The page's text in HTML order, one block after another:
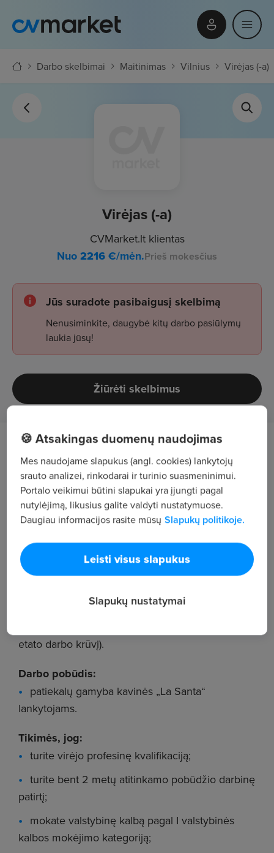
Darbo skelbimai Maitinimas Vilnius Virėjas (-a)
Virėjas (-a)
CVMarket.lt klientas
Nuo2216€/mėn.Prieš mokesčius
Jūs suradote pasibaigusį skelbimą
Nenusiminkite, daugybė kitų darbo pasiūlymų
laukia jūsų!
Žiūrėti skelbimus
KAVINĖ „LA SANTA“ prie komandos
kviečia prisijungti VIRĖJUS
Santaros klinikose, Santariškių g. 2, Vilnius,
veikia moderni kavinė darbuotojams ir kitiems
Darbo krūvis:
1,0etatas.
Darbo užmokestis:
etato darbo krūvį).
Darbo pobūdis:
patiekalų gamyba kavinės „La Santa“
lankytojams.
Tikimės, jog:
turite virėjo profesinę kvalifikaciją;
turite bent 2 metų atitinkamo pobūdžio darbinę
patirtį;
mokate valstybinę kalbą pagal I valstybinės
kalbos mokėjimo kategoriją;
🍪 Atsakingas duomenų naudojimas
Mes naudojame slapukus (angl. cookies) lankytojų
srauto analizei, rinkodarai ir turinio suasmeninimui.
Portalo veikimui būtini slapukai yra įjungti pagal
nutylėjimą, likusius galite valdyti nustatymuose.
Daugiau informacijos rasite mūsų Slapukų politikoje.
Leisti visus slapukus
Slapukų nustatymai